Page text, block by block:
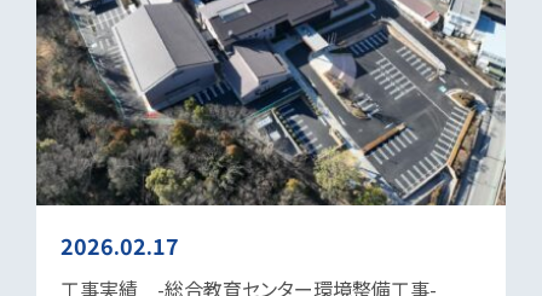
2026.02.17
工事実績 -総合教育センター環境整備工事-